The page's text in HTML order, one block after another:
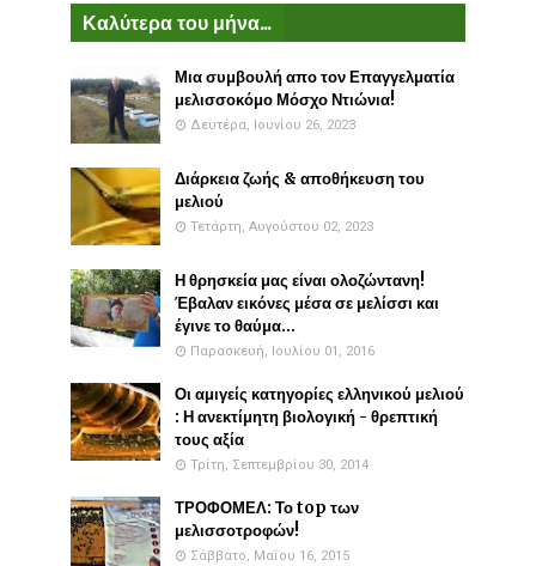
Καλύτερα του μήνα...
Μια συμβουλή απο τον Επαγγελματία
μελισσοκόμο Μόσχο Ντιώνια!
Δευτέρα, Ιουνίου 26, 2023
Διάρκεια ζωής & αποθήκευση του
μελιού
Τετάρτη, Αυγούστου 02, 2023
Η θρησκεία μας είναι ολοζώντανη!
Έβαλαν εικόνες μέσα σε μελίσσι και
έγινε το θαύμα...
Παρασκευή, Ιουλίου 01, 2016
Οι αμιγείς κατηγορίες ελληνικού μελιού
: Η ανεκτίμητη βιολογική - θρεπτική
τους αξία
Τρίτη, Σεπτεμβρίου 30, 2014
ΤΡΟΦΟΜΕΛ: Το top των
μελισσοτροφών!
Σάββατο, Μαΐου 16, 2015